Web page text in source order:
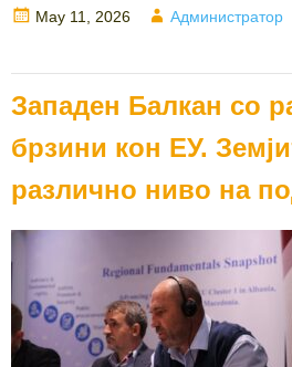
Posted
May 11, 2026 Author
Администратор
Западен Балкан со
брзини кон ЕУ.
различно ниво на